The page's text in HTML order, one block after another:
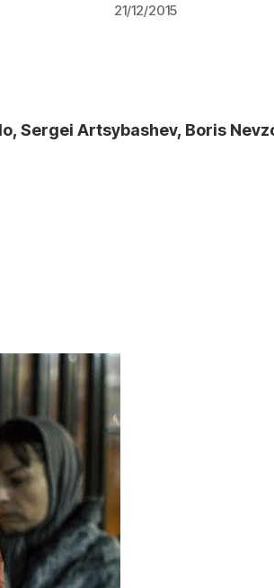
21/12/2015
Sergei Artsybashev, Boris